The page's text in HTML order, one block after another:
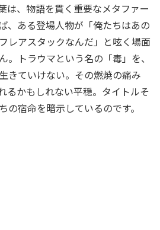
は、物語を貫く重要なメタファー
、ある登場人物が「俺たちはあの
レアスタックなんだ」と呟く場面
。トラウマという名の「毒」を、
きていけない。その燃焼の痛み
るかもしれない平穏。タイトルそ
の宿命を暗示しているのです。